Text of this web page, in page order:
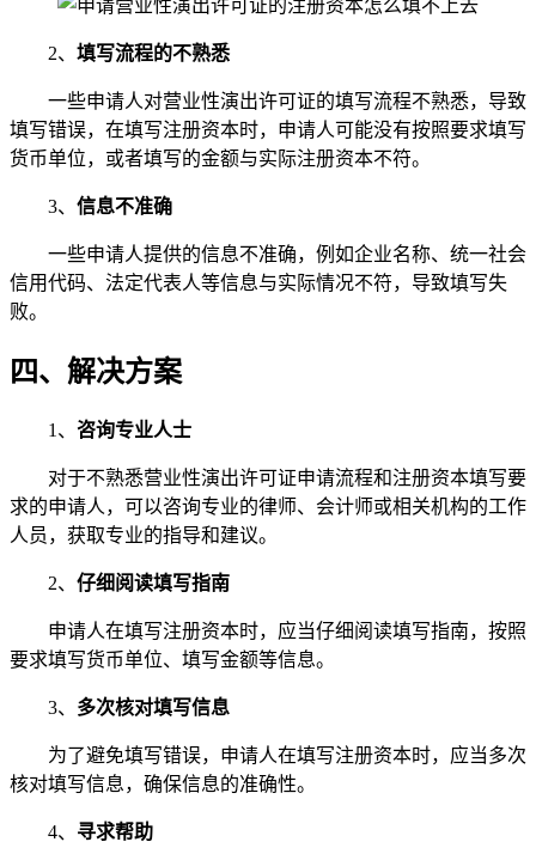
2、 填写流程的不熟悉
一些申请人对营业性演出许可证的填写流程不熟悉，导致
填写错误，在填写注册资本时，申请人可能没有按照要求填写
货币单位，或者填写的金额与实际注册资本不符。
3、 信息不准确
一些申请人提供的信息不准确，例如企业名称、统一社会
信用代码、法定代表人等信息与实际情况不符，导致填写失
败。
四、解决方案
1、 咨询专业人士
对于不熟悉营业性演出许可证申请流程和注册资本填写要
求的申请人，可以咨询专业的律师、会计师或相关机构的工作
人员，获取专业的指导和建议。
2、 仔细阅读填写指南
申请人在填写注册资本时，应当仔细阅读填写指南，按照
要求填写货币单位、填写金额等信息。
3、 多次核对填写信息
为了避免填写错误，申请人在填写注册资本时，应当多次
核对填写信息，确保信息的准确性。
4、 寻求帮助